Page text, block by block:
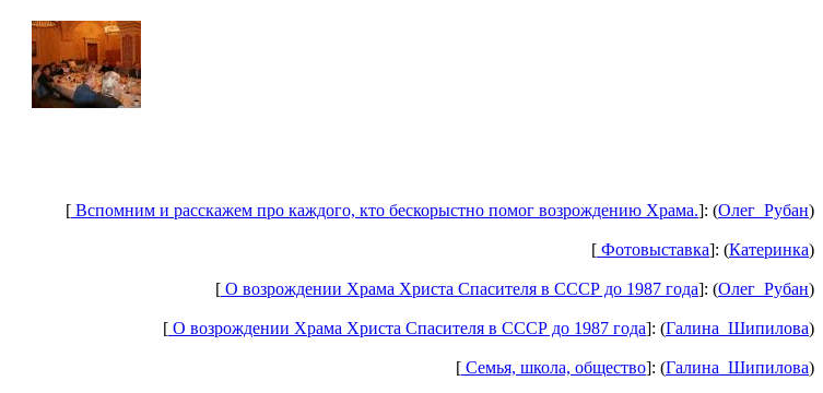
[ Вспомним и расскажем про каждого, кто бескорыстно помог возрождению Храма.]: (Олег_Рубан)
[ Фотовыставка]: (Катеринка)
[ О возрождении Храма Христа Спасителя в СССР до 1987 года]: (Олег_Рубан)
[ О возрождении Храма Христа Спасителя в СССР до 1987 года]: (Галина_Шипилова)
[ Семья, школа, общество]: (Галина_Шипилова)